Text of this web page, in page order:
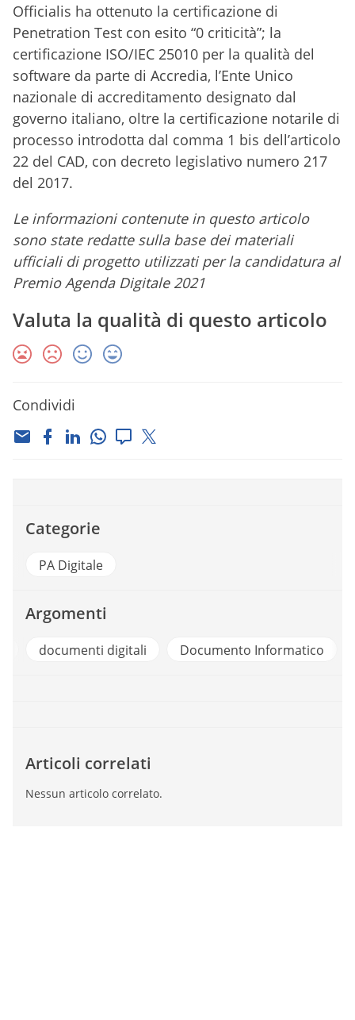
Officialis ha ottenuto la certificazione di
Penetration Test con esito “0 criticità”; la
certificazione ISO/IEC 25010 per la qualità del
software da parte di Accredia, l’Ente Unico
nazionale di accreditamento designato dal
governo italiano, oltre la certificazione notarile di
processo introdotta dal comma 1 bis dell’articolo
22 del CAD, con decreto legislativo numero 217
del 2017.
Le informazioni contenute in questo articolo
sono state redatte sulla base dei materiali
ufficiali di progetto utilizzati per la candidatura al
Premio Agenda Digitale 2021
Valuta la qualità di questo articolo
Condividi
Categorie
PA Digitale
Argomenti
documenti digitali Documento Informatico
Articoli correlati
Nessun articolo correlato.